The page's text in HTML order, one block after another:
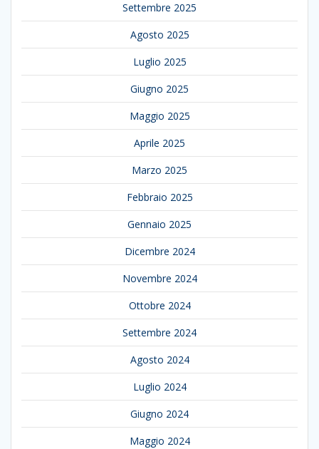
Settembre 2025
Agosto 2025
Luglio 2025
Giugno 2025
Maggio 2025
Aprile 2025
Marzo 2025
Febbraio 2025
Gennaio 2025
Dicembre 2024
Novembre 2024
Ottobre 2024
Settembre 2024
Agosto 2024
Luglio 2024
Giugno 2024
Maggio 2024